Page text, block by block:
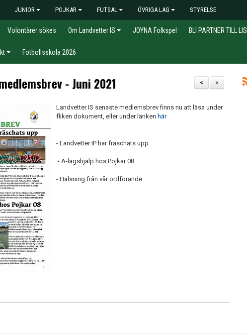
JUNIOR POJKAR FUTSAL ÖVRIGA LAG STYRELSE
Volontärer sökes Om Landvetter IS JOYNA Folkspel BLI PARTNER TILL LIS
Fotbollsskola 2026
>
<
- Juni 2021
Landvetter IS senaste medlemsbrev finns nu att läsa under
fliken dokument, eller under länken här
- Landvetter IP har fräschats upp
- A-lagshjälp hos Pojkar 08
- Hälsning från vår ordförande